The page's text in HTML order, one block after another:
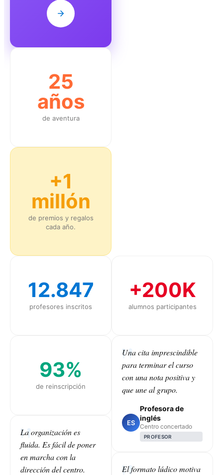
25
años
de aventura
+1
millón
de premios y regalos
cada año.
12.847
profesores inscritos
93%
de reinscripción
La organización es
fluida. Es fácil de poner
en marcha con la
dirección del centro.
+200K
alumnos participantes
Una cita imprescindible
para terminar el curso
con una nota positiva y
que une al grupo.
ES
Profesora de
inglés
Centro concertado
PROFESOR
El formato lúdico motiva